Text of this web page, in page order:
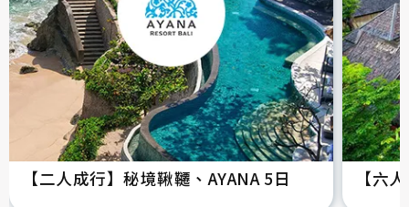
【二人成行】秘境鞦韆、AYANA 5日 【六